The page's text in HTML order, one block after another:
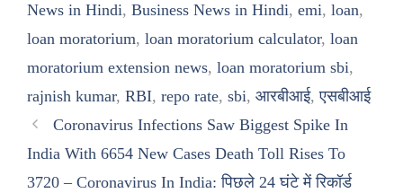
News in Hindi, Business News in Hindi, emi, loan,
loan moratorium, loan moratorium calculator, loan
moratorium extension news, loan moratorium sbi,
rajnish kumar, RBI, repo rate, sbi, आरबीआई,एसबीआई
Coronavirus Infections Saw Biggest Spike In
India With 6654 New Cases Death Toll Rises To
3720 – Coronavirus In India: पिछले 24 घंटे में रिकॉर्ड